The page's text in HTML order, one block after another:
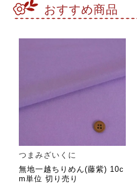
おすすめ商品
つまみざいくに
無地一越ちりめん(藤紫) 10c
m単位 切り売り